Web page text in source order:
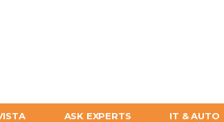
ASK EXPERTS IT & AUTO